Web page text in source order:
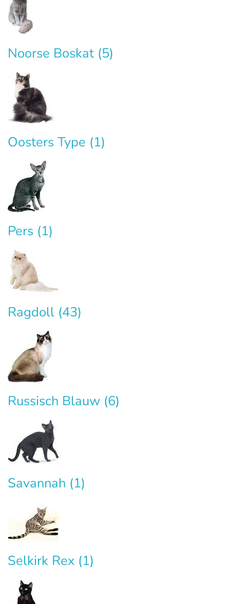
Noorse Boskat (5)
Oosters Type (1)
Pers (1)
Ragdoll (43)
Russisch Blauw (6)
Savannah (1)
Selkirk Rex (1)